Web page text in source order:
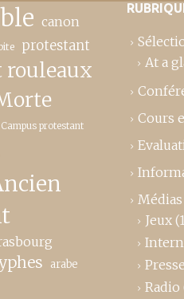
canon
protestant
rouleaux
protestant
arabe
At a
Cours
Médias
Jeux
Presse
Radio